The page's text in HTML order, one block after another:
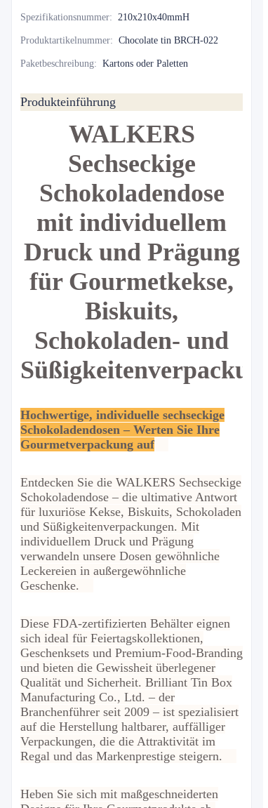
Spezifikationsnummer: 210x210x40mmH
Produktartikelnummer: Chocolate tin BRCH-022
Paketbeschreibung: Kartons oder Paletten
Produkteinführung
WALKERS
Sechseckige
Schokoladendose
mit individuellem
Druck und Prägung
für Gourmetkekse,
Biskuits,
Schokoladen- und
Hochwertige, individuelle sechseckige
Schokoladendosen – Werten Sie Ihre
Gourmetverpackung auf
Entdecken Sie die WALKERS Sechseckige
Schokoladendose – die ultimative Antwort
für luxuriöse Kekse, Biskuits, Schokoladen
und Süßigkeitenverpackungen. Mit
individuellem Druck und Prägung
verwandeln unsere Dosen gewöhnliche
Leckereien in außergewöhnliche
Geschenke.
Diese FDA-zertifizierten Behälter eignen
sich ideal für Feiertagskollektionen,
Geschenksets und Premium-Food-Branding
und bieten die Gewissheit überlegener
Qualität und Sicherheit. Brilliant Tin Box
Manufacturing Co., Ltd. – der
Branchenführer seit 2009 – ist spezialisiert
auf die Herstellung haltbarer, auffälliger
Verpackungen, die die Attraktivität im
Regal und das Markenprestige steigern.
Heben Sie sich mit maßgeschneiderten